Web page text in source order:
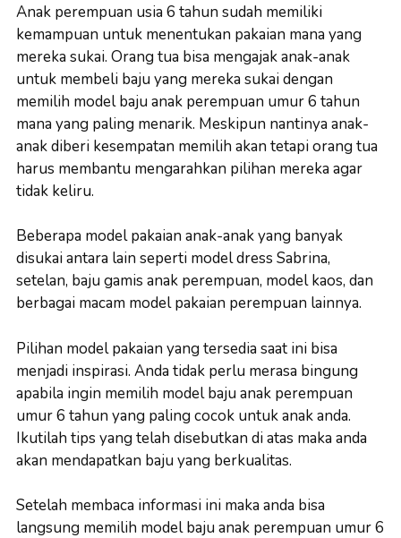
Anak perempuan usia 6 tahun sudah memiliki
kemampuan untuk menentukan pakaian mana yang
mereka sukai. Orang tua bisa mengajak anak-anak
untuk membeli baju yang mereka sukai dengan
memilih model baju anak perempuan umur 6 tahun
mana yang paling menarik. Meskipun nantinya anak-
anak diberi kesempatan memilih akan tetapi orang tua
harus membantu mengarahkan pilihan mereka agar
tidak keliru.
Beberapa model pakaian anak-anak yang banyak
disukai antara lain seperti model dress Sabrina,
setelan, baju gamis anak perempuan, model kaos, dan
berbagai macam model pakaian perempuan lainnya.
Pilihan model pakaian yang tersedia saat ini bisa
menjadi inspirasi. Anda tidak perlu merasa bingung
apabila ingin memilih model baju anak perempuan
umur 6 tahun yang paling cocok untuk anak anda.
Ikutilah tips yang telah disebutkan di atas maka anda
akan mendapatkan baju yang berkualitas.
Setelah membaca informasi ini maka anda bisa
langsung memilih model baju anak perempuan umur 6